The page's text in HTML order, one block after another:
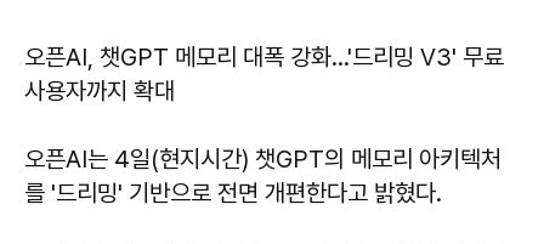
오픈AI, 챗GPT 메모리 대폭 강화…'드리밍 V3' 무료
사용자까지 확대
오픈AI는 4일(현지시간) 챗GPT의 메모리 아키텍처
를 '드리밍' 기반으로 전면 개편한다고 밝혔다.